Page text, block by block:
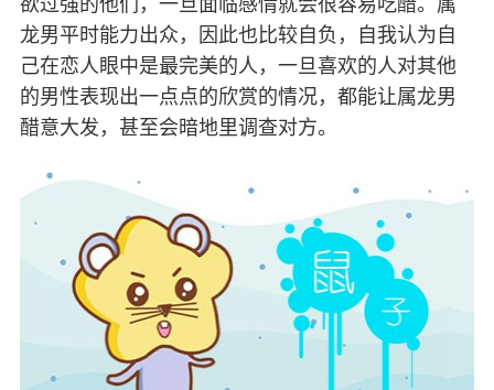
欲过强的他们，一旦面临感情就会很容易吃醋。属
龙男平时能力出众，因此也比较自负，自我认为自
己在恋人眼中是最完美的人，一旦喜欢的人对其他
的男性表现出一点点的欣赏的情况，都能让属龙男
醋意大发，甚至会暗地里调查对方。